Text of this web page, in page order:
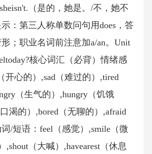
（是的，她是。/不，她不
：第三人称单数问句用does，答
；职业名词前注意加a/an。Unit
核心词汇（必背）情绪感
开心的）,sad（难过的）,tired
（生气的）,hungry（饥饿
渴的）,bored（无聊的）,afraid
词/短语：feel（感觉）,smile（微
,shout（大喊）,havearest（休息